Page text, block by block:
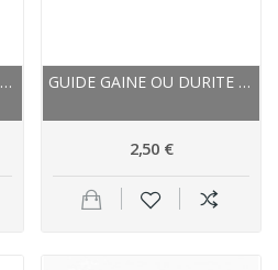
JOINT SKS CAOUTCHOUC 3213 PRESTA PETITE VALVE GUIDE GAINE OU DURITE JAGWIRE PVC STICK-ON...
2,50 €